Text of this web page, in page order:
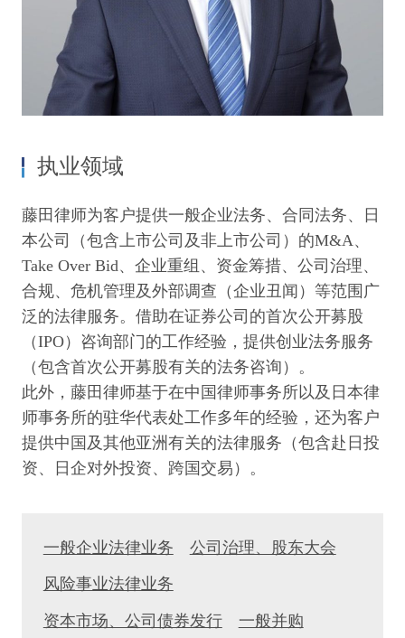
执业领域
藤田律师为客户提供一般企业法务、合同法务、日
本公司（包含上市公司及非上市公司）的M&A、
Take Over Bid、企业重组、资金筹措、公司治理、
合规、危机管理及外部调查（企业丑闻）等范围广
泛的法律服务。借助在证券公司的首次公开募股
（IPO）咨询部门的工作经验，提供创业法务服务
（包含首次公开募股有关的法务咨询）。
此外，藤田律师基于在中国律师事务所以及日本律
师事务所的驻华代表处工作多年的经验，还为客户
提供中国及其他亚洲有关的法律服务（包含赴日投
资、日企对外投资、跨国交易）。
一般企业法律业务 公司治理、股东大会
风险事业法律业务
资本市场、公司债券发行 一般并购